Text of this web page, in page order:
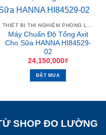
THIẾT BỊ THÍ NGHIỆM PHÒNG LAB
Máy Chuẩn Độ Tổng Axit
Cho Sữa HANNA HI84529-
02
24,150,000₫
ĐẶT MUA
SHOP ĐO LƯỜNG